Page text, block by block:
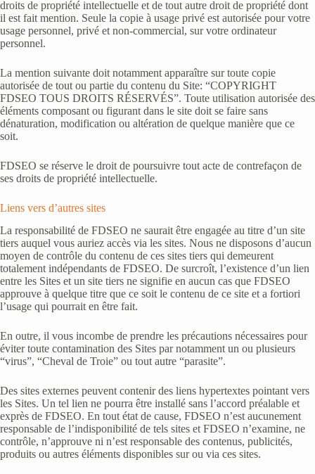
droits de propriété intellectuelle et de tout autre droit de propriété dont
il est fait mention. Seule la copie à usage privé est autorisée pour votre
usage personnel, privé et non-commercial, sur votre ordinateur
personnel.
La mention suivante doit notamment apparaître sur toute copie
autorisée de tout ou partie du contenu du Site: “COPYRIGHT
FDSEO TOUS DROITS RÉSERVÉS”. Toute utilisation autorisée des
éléments composant ou figurant dans le site doit se faire sans
dénaturation, modification ou altération de quelque manière que ce
soit.
FDSEO se réserve le droit de poursuivre tout acte de contrefaçon de
ses droits de propriété intellectuelle.
Liens vers d’autres sites
La responsabilité de FDSEO ne saurait être engagée au titre d’un site
tiers auquel vous auriez accès via les sites. Nous ne disposons d’aucun
moyen de contrôle du contenu de ces sites tiers qui demeurent
totalement indépendants de FDSEO. De surcroît, l’existence d’un lien
entre les Sites et un site tiers ne signifie en aucun cas que FDSEO
approuve à quelque titre que ce soit le contenu de ce site et a fortiori
l’usage qui pourrait en être fait.
En outre, il vous incombe de prendre les précautions nécessaires pour
éviter toute contamination des Sites par notamment un ou plusieurs
“virus”, “Cheval de Troie” ou tout autre “parasite”.
Des sites externes peuvent contenir des liens hypertextes pointant vers
les Sites. Un tel lien ne pourra être installé sans l’accord préalable et
exprès de FDSEO. En tout état de cause, FDSEO n’est aucunement
responsable de l’indisponibilité de tels sites et FDSEO n’examine, ne
contrôle, n’approuve ni n’est responsable des contenus, publicités,
produits ou autres éléments disponibles sur ou via ces sites.